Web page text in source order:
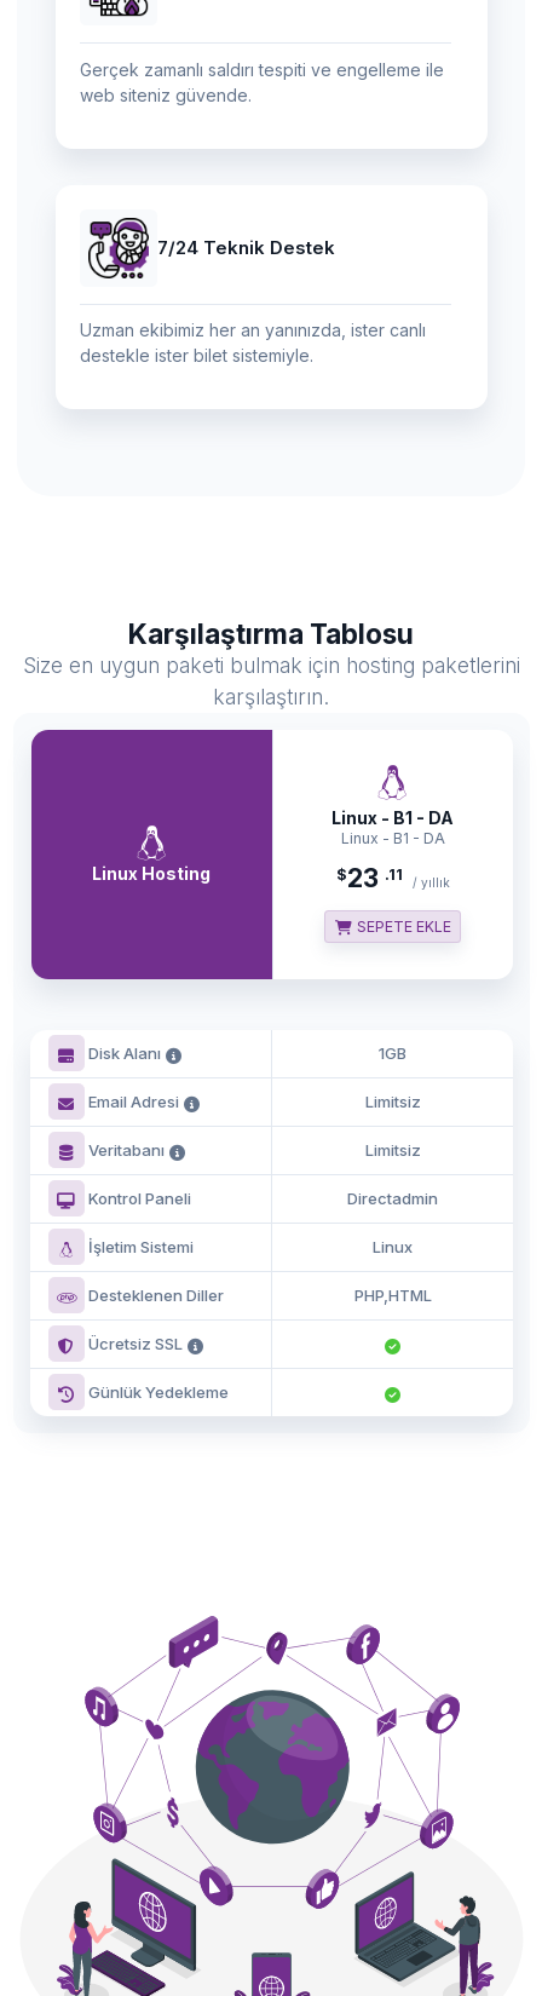
Gerçek zamanlı saldırı tespiti ve engelleme ile
web siteniz güvende.
7/24 Teknik Destek
Uzman ekibimiz her an yanınızda, ister canlı
destekle ister bilet sistemiyle.
Karşılaştırma Tablosu
Size en uygun paketi bulmak için hosting paketlerini
karşılaştırın.
Linux Hosting
Linux - B1 - DA
Linux - B1 - DA
$23 .11 / yıllık
SEPETE EKLE
Disk Alanı
Email Adresi
Veritabanı
Kontrol Paneli
İşletim Sistemi
Desteklenen Diller
Ücretsiz SSL
Günlük Yedekleme
1GB
Limitsiz
Limitsiz
Directadmin
Linux
PHP,HTML